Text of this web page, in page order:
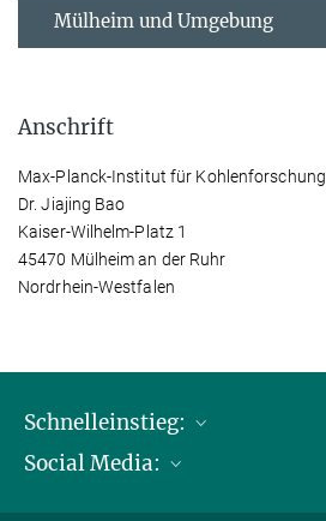
Mülheim und Umgebung
Anschrift
Max-Planck-Institut für Kohlenforschung
Dr. Jiajing Bao
Kaiser-Wilhelm-Platz 1
45470 Mülheim an der Ruhr
Nordrhein-Westfalen
Schnelleinstieg:
Publikationen
Social Media: